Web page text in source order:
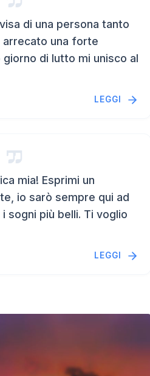
di una persona tanto
arrecato una forte
di lutto mi unisco al
LEGGI
mia! Esprimi un
io sarò sempre qui ad
sogni più belli. Ti voglio
LEGGI